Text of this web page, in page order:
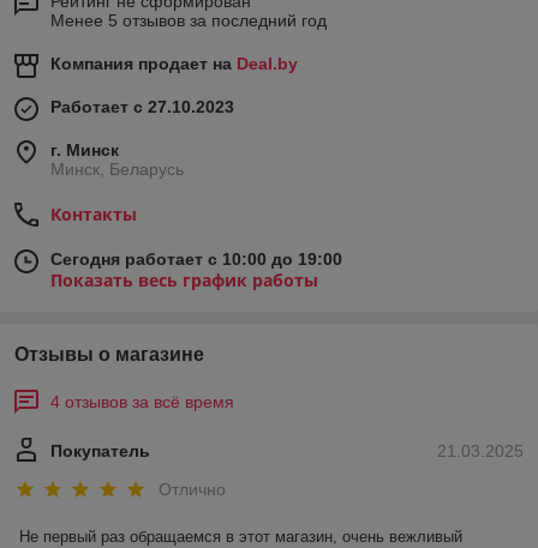
Менее 5 отзывов за последний год
Компания продает на Deal.by
Работает с 27.10.2023
г. Минск
Минск, Беларусь
Контакты
Сегодня работает с 10:00 до 19:00
Показать весь график работы
Отзывы о магазине
4 отзывов за всё время
21.03.2025
Покупатель
Отлично
Не первый раз обращаемся в этот магазин, очень вежливый